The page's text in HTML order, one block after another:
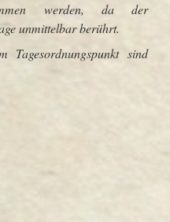
werden, da der
unmittelbar berührt.
Tagesordnungspunkt sind